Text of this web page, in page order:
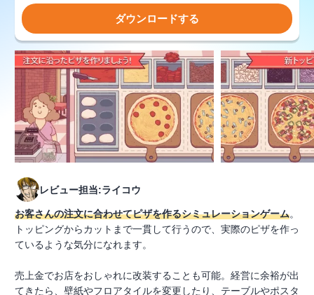
ダウンロードする
レビュー担当:ライコウ
お客さんの注文に合わせてピザを作るシミュレーションゲーム。
トッピングからカットまで一貫して行うので、実際のピザを作っ
ているような気分になれます。
売上金でお店をおしゃれに改装することも可能。経営に余裕が出
てきたら、壁紙やフロアタイルを変更したり、テーブルやポスタ